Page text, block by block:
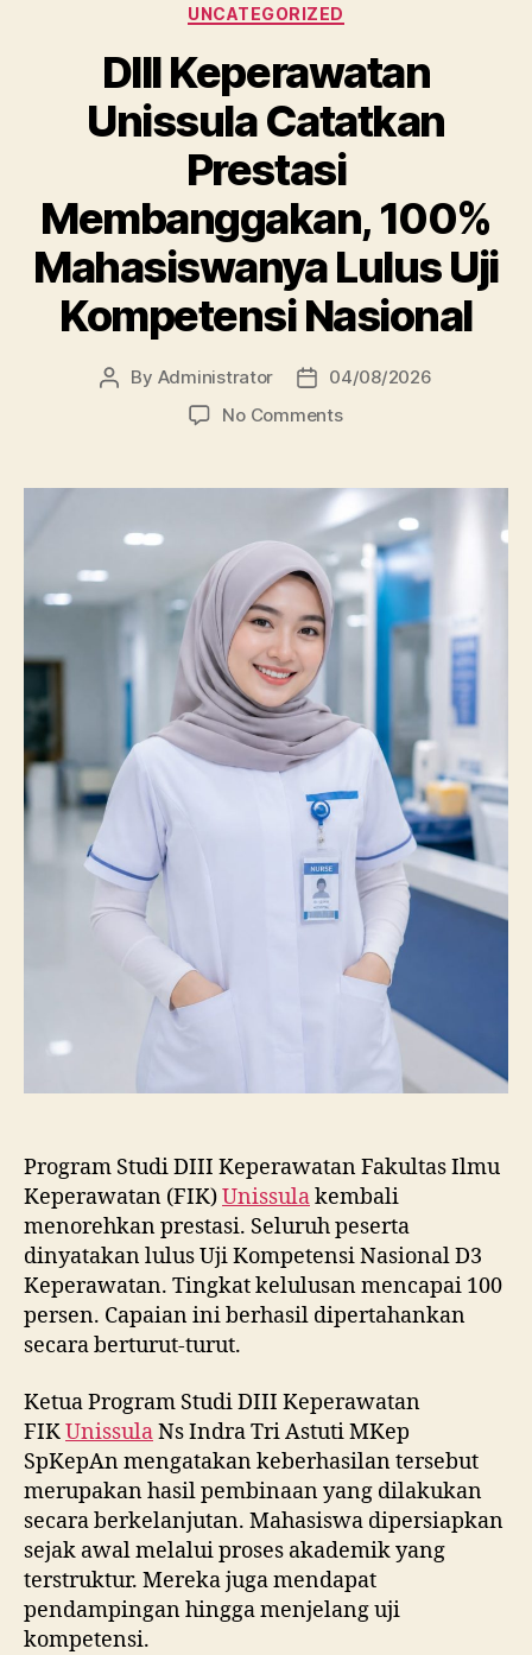
Categories
UNCATEGORIZED
DIII Keperawatan
Unissula Catatkan
Prestasi
Membanggakan, 100%
Mahasiswanya Lulus Uji
Kompetensi Nasional
Post
By Administrator
Post
date
04/08/2026
No Commentson
Unissula
Catatkan
Prestasi
Membanggakan,
100%
Mahasiswanya
Kompetensi
Nasional
Program Studi DIII Keperawatan Fakultas Ilmu
Keperawatan (FIK)Unissulakembali
menorehkan prestasi. Seluruh peserta
dinyatakan lulus Uji Kompetensi Nasional D3
Keperawatan. Tingkat kelulusan mencapai 100
persen. Capaian ini berhasil dipertahankan
secara berturut-turut.
Ketua Program Studi DIII Keperawatan
FIKUnissulaNs Indra Tri Astuti MKep
SpKepAn mengatakan keberhasilan tersebut
merupakan hasil pembinaan yang dilakukan
secara berkelanjutan. Mahasiswa dipersiapkan
sejak awal melalui proses akademik yang
terstruktur. Mereka juga mendapat
pendampingan hingga menjelang uji
kompetensi.